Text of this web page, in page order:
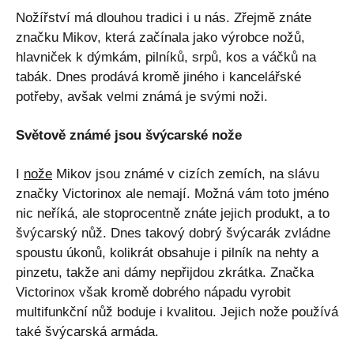
Nožířství má dlouhou tradici i u nás. Zřejmě znáte
značku Mikov, která začínala jako výrobce nožů,
hlavniček k dýmkám, pilníků, srpů, kos a váčků na
tabák. Dnes prodává kromě jiného i kancelářské
potřeby, avšak velmi známá je svými noži.
Světově známé jsou švýcarské nože
I nože Mikov jsou známé v cizích zemích, na slávu
značky Victorinox ale nemají. Možná vám toto jméno
nic neříká, ale stoprocentně znáte jejich produkt, a to
švýcarský nůž. Dnes takový dobrý švýcarák zvládne
spoustu úkonů, kolikrát obsahuje i pilník na nehty a
pinzetu, takže ani dámy nepřijdou zkrátka. Značka
Victorinox však kromě dobrého nápadu vyrobit
multifunkční nůž boduje i kvalitou. Jejich nože používá
také švýcarská armáda.